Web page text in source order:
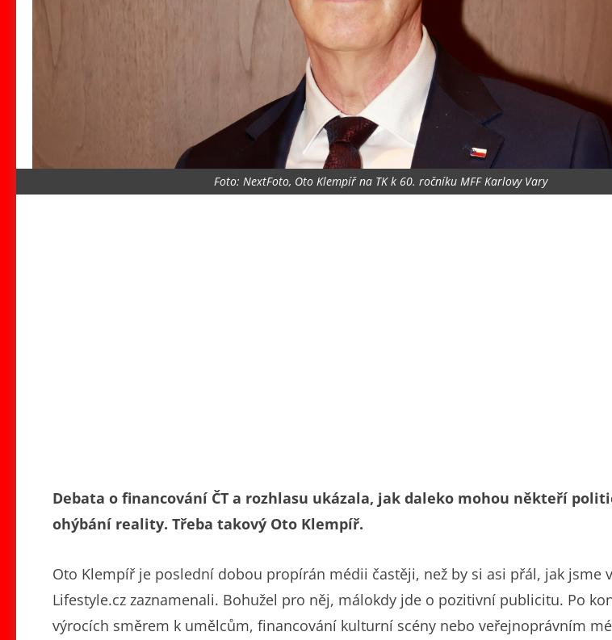
Foto: NextFoto, Oto Klempíř na TK k 60. ročníku MFF Karlovy Vary
Debata o financování ČT a rozhlasu ukázala, jak daleko mohou někteří
ohýbání reality. Třeba takový Oto Klempíř.
Oto Klempíř je poslední dobou propírán médii častěji, než by si asi přál, jak jsme
Lifestyle.cz zaznamenali. Bohužel pro něj, málokdy jde o pozitivní publicitu. Po
výrocích směrem k umělcům, financování kulturní scény nebo veřejnoprávním